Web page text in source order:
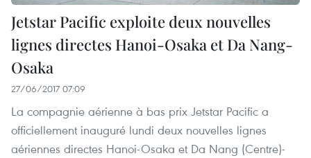
Jetstar Pacific exploite deux nouvelles
lignes directes Hanoi-Osaka et Da Nang-
Osaka
27/06/2017 07:09
La compagnie aérienne à bas prix Jetstar Pacific a
officiellement inauguré lundi deux nouvelles lignes
aériennes directes Hanoi-Osaka et Da Nang (Centre)-